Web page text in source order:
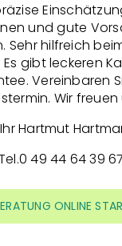
und gute
Sehr hilfreich
Es gibt leckeren
Vereinbaren
Wir freuen
Ihr Hartmut
0 49 44 64 39
ONLINE